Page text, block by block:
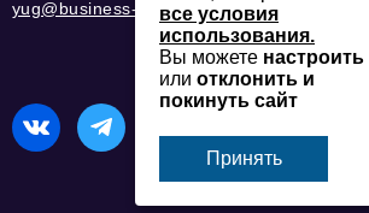
yug@business-magazine.online
все условия
использования.
Вы можете настроить
или отклонить и
покинуть сайт
Принять